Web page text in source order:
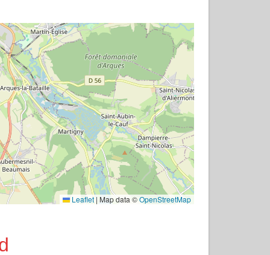
Leaflet | Map data ©OpenStreetMap